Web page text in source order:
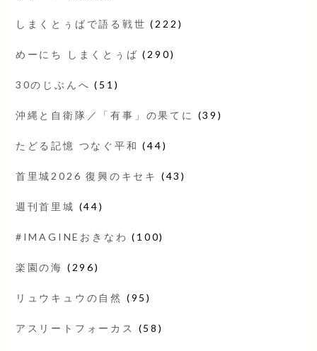
しまくとぅばで語る戦世 (222)
めーにち しまくとぅば (290)
30のじぶんへ (51)
沖縄と自衛隊／「有事」の果てに (39)
たどる記憶 つなぐ平和 (44)
首里城2026 復興のキセキ (43)
週刊首里城 (44)
#IMAGINEおきなわ (100)
楽園の海 (296)
リュウキュウの自然 (95)
アスリートフォーカス (58)